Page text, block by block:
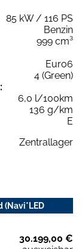
85 kW / 116 PS
Benzin
999 cm³
Euro6
4 (Green)
6,0 l/100km
136 g/km
E
Zentrallager
(Navi*LED
30.199,00 €